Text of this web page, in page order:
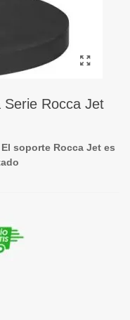
Serie Rocca Jet
soporte Rocca Jet es